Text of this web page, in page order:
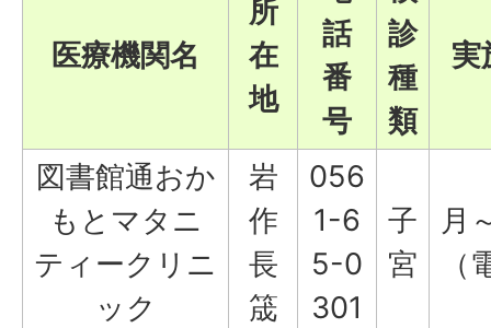
医療機関名
所
在
地
話
番
号
診
種
類
実
図書館通おか
もとマタニ
ティークリニ
ック
岩
作
長
筬
056
1-6
5-0
301
子
宮
月